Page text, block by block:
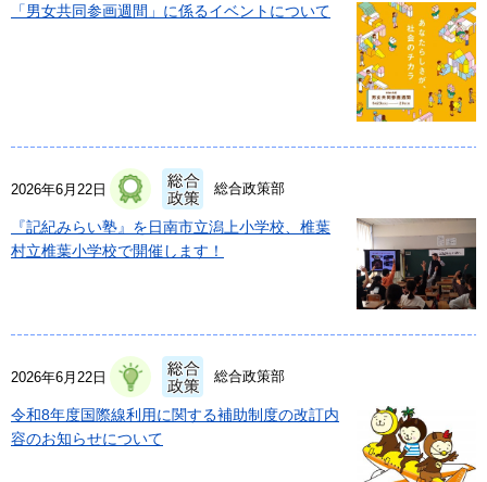
「男女共同参画週間」に係るイベントについて
2026年6月22日 総合政策部
『記紀みらい塾』を日南市立潟上小学校、椎葉
村立椎葉小学校で開催します！
2026年6月22日 総合政策部
令和8年度国際線利用に関する補助制度の改訂内
容のお知らせについて